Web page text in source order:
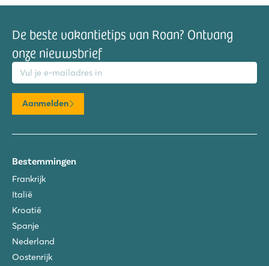
De beste vakantietips van Roan? Ontvang
onze nieuwsbrief
Aanmelden
Bestemmingen
Frankrijk
Italië
Kroatië
Spanje
Nederland
Oostenrijk